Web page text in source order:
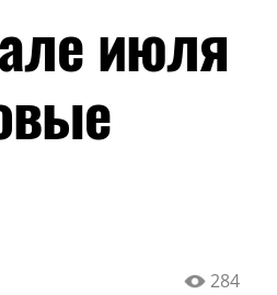
июля
284